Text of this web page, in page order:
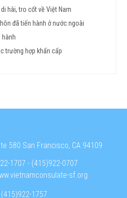
hài, tro cốt về Việt Nam
đã tiến hành ở nước ngoài
hành
trường hợp khẩn cấp
580 San Francisco, CA 94109
1707 - (415)922-0707
sf.org
(415)922-1757